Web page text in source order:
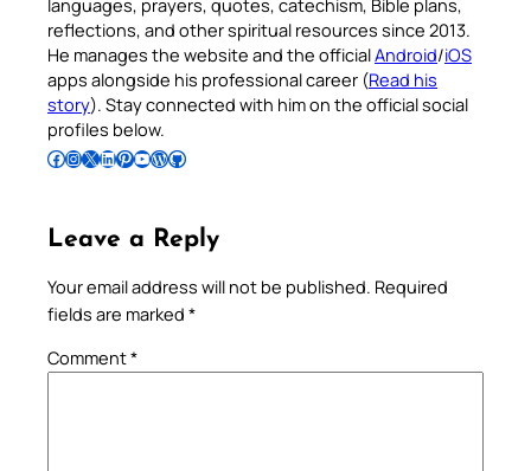
languages, prayers, quotes, catechism, Bible plans,
reflections, and other spiritual resources since 2013.
He manages the website and the officialAndroid/iOS
apps alongside his professional career (Read his
story). Stay connected with him on the official social
profiles below.
Follow Pradeep on Facebook Follow Pradeep on InstagramFollow Pradeep on X Follow Pradeep on LinkedIn Follow Pradeep on Pinterest Subscribe to Pradeep’s Youtube Channel Follow Pradeep on WordPress Follow Pradeep on GitHub
Leave a Reply
Your email address will not be published. Required
fields are marked *
Comment*